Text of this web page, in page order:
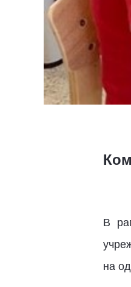
В
на